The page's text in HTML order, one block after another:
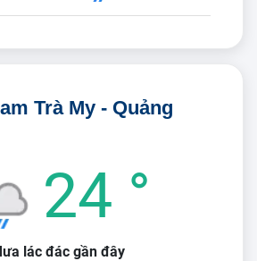
Trà My - Quảng
24 °
lác đác gần đây